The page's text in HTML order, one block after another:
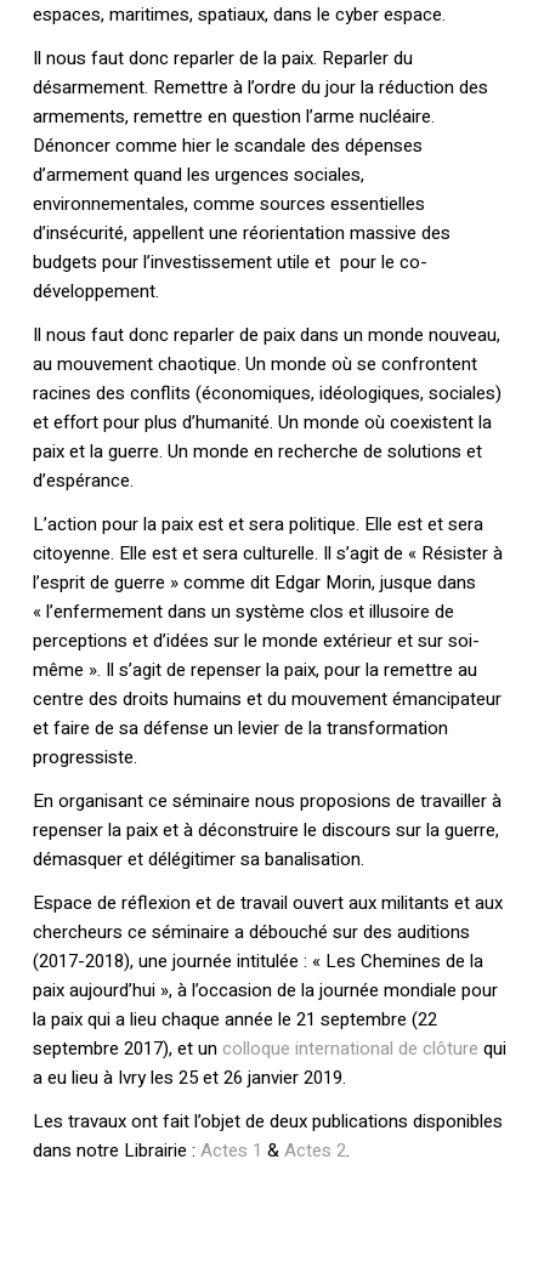
espaces, maritimes, spatiaux, dans le cyber espace.
Il nous faut donc reparler de la paix. Reparler du
désarmement. Remettre à l’ordre du jour la réduction des
armements, remettre en question l’arme nucléaire.
Dénoncer comme hier le scandale des dépenses
d’armement quand les urgences sociales,
environnementales, comme sources essentielles
d’insécurité, appellent une réorientation massive des
budgets pour l’investissement utile et pour le co-
développement.
Il nous faut donc reparler de paix dans un monde nouveau,
au mouvement chaotique. Un monde où se confrontent
racines des conflits (économiques, idéologiques, sociales)
et effort pour plus d’humanité. Un monde où coexistent la
paix et la guerre. Un monde en recherche de solutions et
d’espérance.
L’action pour la paix est et sera politique. Elle est et sera
citoyenne. Elle est et sera culturelle. Il s’agit de « Résister à
l’esprit de guerre » comme dit Edgar Morin, jusque dans
« l’enfermement dans un système clos et illusoire de
perceptions et d’idées sur le monde extérieur et sur soi-
même ». Il s’agit de repenser la paix, pour la remettre au
centre des droits humains et du mouvement émancipateur
et faire de sa défense un levier de la transformation
progressiste.
En organisant ce séminaire nous proposions de travailler à
repenser la paix et à déconstruire le discours sur la guerre,
démasquer et délégitimer sa banalisation.
Espace de réflexion et de travail ouvert aux militants et aux
chercheurs ce séminaire a débouché sur des auditions
(2017-2018), une journée intitulée : « Les Chemines de la
paix aujourd’hui », à l’occasion de la journée mondiale pour
la paix qui a lieu chaque année le 21 septembre (22
septembre 2017), et uncolloque international de clôture qui
a eu lieu à Ivry les 25 et 26 janvier 2019.
Les travaux ont fait l’objet de deux publications disponibles
dans notre Librairie : Actes 1 &Actes 2.